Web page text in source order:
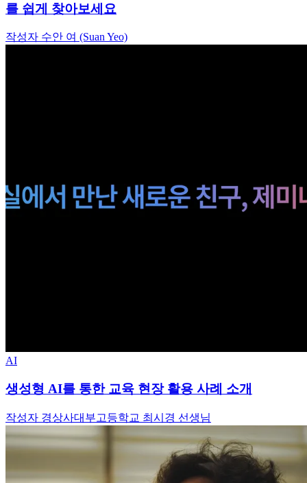
를 쉽게 찾아보세요
작성자 수안 여 (Suan Yeo)
AI
생성형 AI를 통한 교육 현장 활용 사례 소개
작성자 경상사대부고등학교 최시경 선생님